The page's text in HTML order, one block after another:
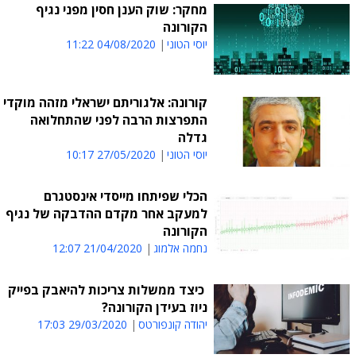
מחקר: שוק הענן חסין מפני נגיף
הקורונה
יוסי הטוני 04/08/2020 11:22
קורונה: אלגוריתם ישראלי מזהה מוקדי
התפרצות הרבה לפני שהתחלואה
גדלה
יוסי הטוני 27/05/2020 10:17
הכלי שפיתחו מייסדי אינסטגרם
למעקב אחר מקדם ההדבקה של נגיף
הקורונה
נחמה אלמוג 21/04/2020 12:07
כיצד ממשלות צריכות להיאבק בפייק
ניוז בעידן הקורונה?
יהודה קונפורטס 29/03/2020 17:03